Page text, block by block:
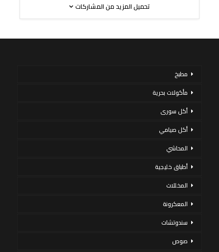
تحميل المزيد من المشاركات
مطبخ
مأكولات بحرية
أكل سورى
أكل صيامي
المحاشي
أطباق خليجية
المخللات
المعكرونة
سندوتشات
صوص